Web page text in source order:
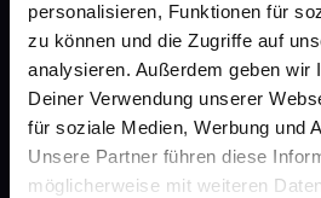
personalisieren, Funktionen für
zu können und die Zugriffe auf
analysieren. Außerdem geben wir
Deiner Verwendung unserer
für soziale Medien, Werbung und
Unsere Partner führen diese
möglicherweise mit weiteren
gesund.de
Über uns
Karriere
Newsletter